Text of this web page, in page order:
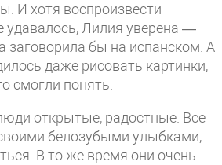
И хотя воспроизвести
удавалось, Лилия уверена —
заговорила бы на испанском. А
даже рисовать картинки,
смогли понять.
открытые, радостные. Все
белозубыми улыбками,
В то же время они очень